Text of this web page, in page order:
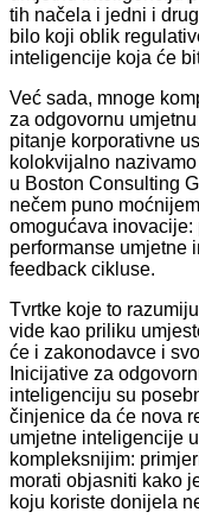
tih načela i jedni i
bilo koji oblik
inteligencije koja će
Već sada, mnoge
za odgovornu
pitanje korporativne
kolokvijalno
u Boston Consulting
nečem puno
omogućava inovacije:
performanse umjetne
feedback cikluse.
Tvrtke koje to
vide kao priliku
će i zakonodavce i
Inicijative za
inteligenciju su
činjenice da će nova
umjetne inteligencije
kompleksnijim:
morati objasniti kako
koju koriste donijela